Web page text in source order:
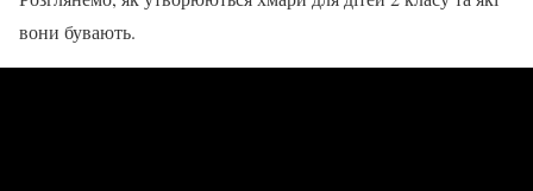
вони бувають.